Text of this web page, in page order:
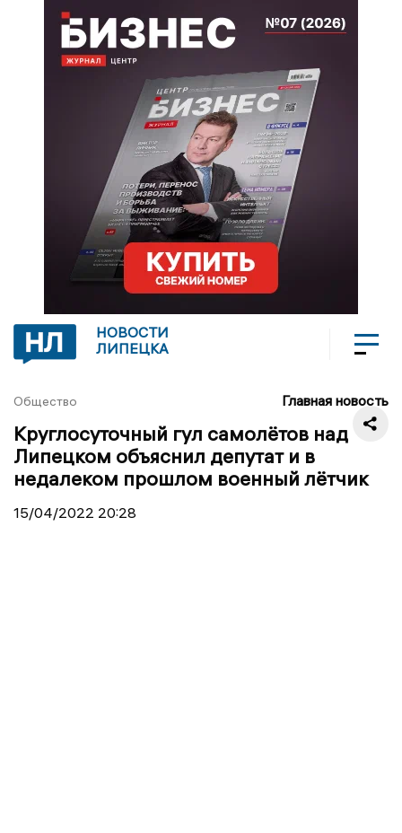
НОВОСТИ
ЛИПЕЦКА
Общество Главная новость
Круглосуточный гул самолётов над
Липецком объяснил депутат и в
недалеком прошлом военный лётчик
15/04/2022 20:28